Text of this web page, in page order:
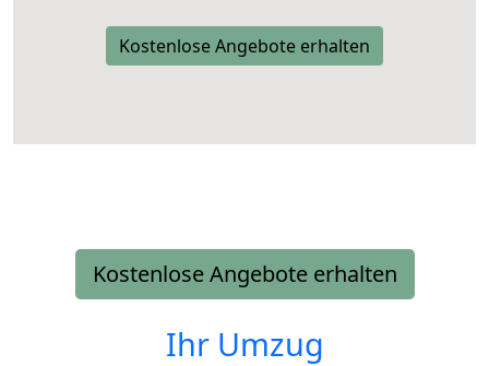
Kostenlose Angebote erhalten
Kostenlose Angebote erhalten
Ihr Umzug